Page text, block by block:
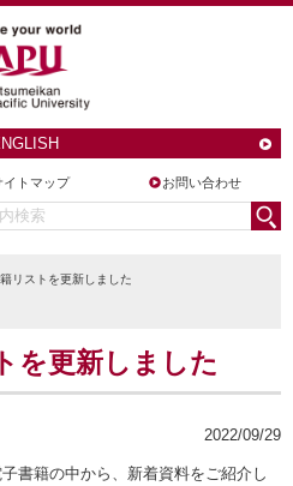
イトマップ お問い合わせ
リストを更新しました
を更新しました
2022/09/29
書籍の中から、新着資料をご紹介し